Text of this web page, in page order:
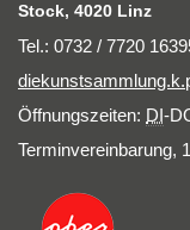
Stock, 4020 Linz
Tel.: 0732 / 7720
Öffnungszeiten: DI-
Terminvereinbarung,